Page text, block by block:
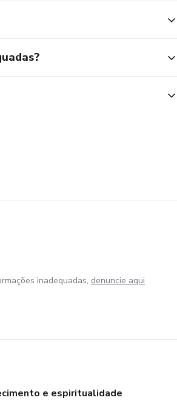
inadequadas, denuncie aqui
e espiritualidade